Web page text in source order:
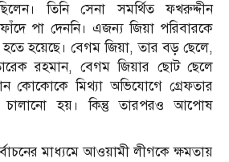
তিনি সেনা সমর্থিত ফখরুদ্দীন
পা দেননি। এজন্য জিয়া পরিবারকে
হতে হয়েছে। বেগম জিয়া, তার বড় ছেলে,
রহমান, বেগম জিয়ার ছোট ছেলে
কোকোকে মিথ্যা অভিযোগে গ্রেফতার
চালানো হয়। কিন্তু তারপরও আপোষ
মাধ্যমে আওয়ামী লীগকে ক্ষমতায়